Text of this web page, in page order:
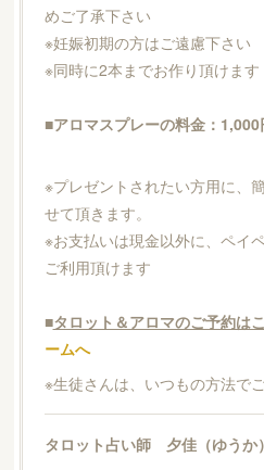
めご了承下さい
※妊娠初期の方はご遠慮下さい
※同時に2本までお作り頂けます
■アロマスプレーの料金：1,000
※プレゼントされたい方用に、
せて頂きます。
※お支払いは現金以外に、ペイ
ご利用頂けます
■タロット＆アロマのご予約は
ームへ
※生徒さんは、いつもの方法で
タロット占い師 夕佳（ゆうか